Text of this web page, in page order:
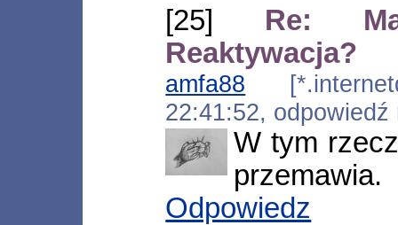
[25] Re:
Reaktywacja?
amfa88
22:41:52,
W tym
przemawia.
Odpowiedz